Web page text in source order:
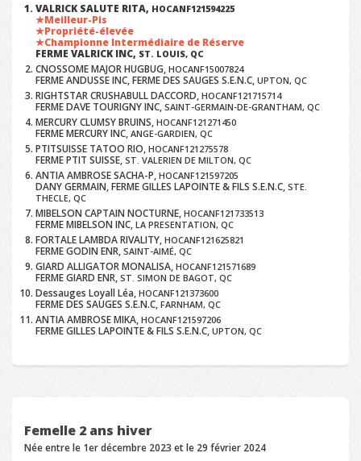
VALRICK SALUTE RITA, HOCANF121594225
Meilleur-Pis
Propriété-élevée
Championne Intermédiaire de Réserve
FERME VALRICK INC, ST. LOUIS, QC
CNOSSOME MAJOR HUGBUG,HOCANF15007824
FERME ANDUSSE INC, FERME DES SAUGES S.E.N.C,UPTON, QC
RIGHTSTAR CRUSHABULL DACCORD,HOCANF121715714
FERME DAVE TOURIGNY INC,SAINT-GERMAIN-DE-GRANTHAM, QC
MERCURY CLUMSY BRUINS,HOCANF121271450
FERME MERCURY INC,ANGE-GARDIEN, QC
PTITSUISSE TATOO RIO,HOCANF121275578
FERME PTIT SUISSE,ST. VALERIEN DE MILTON, QC
ANTIA AMBROSE SACHA-P,HOCANF121597205
DANY GERMAIN, FERME GILLES LAPOINTE & FILS S.E.N.C,STE.
THECLE, QC
MIBELSON CAPTAIN NOCTURNE,HOCANF121733513
FERME MIBELSON INC,LA PRESENTATION, QC
FORTALE LAMBDA RIVALITY,HOCANF121625821
FERME GODIN ENR,SAINT-AIMÉ, QC
GIARD ALLIGATOR MONALISA,HOCANF121571689
FERME GIARD ENR,ST. SIMON DE BAGOT, QC
Dessauges Loyall Léa,HOCANF121373600
FERME DES SAUGES S.E.N.C,FARNHAM, QC
ANTIA AMBROSE MIKA,HOCANF121597206
FERME GILLES LAPOINTE & FILS S.E.N.C,UPTON, QC
Femelle 2 ans hiver
Née entre le 1er décembre 2023 et le 29 février 2024